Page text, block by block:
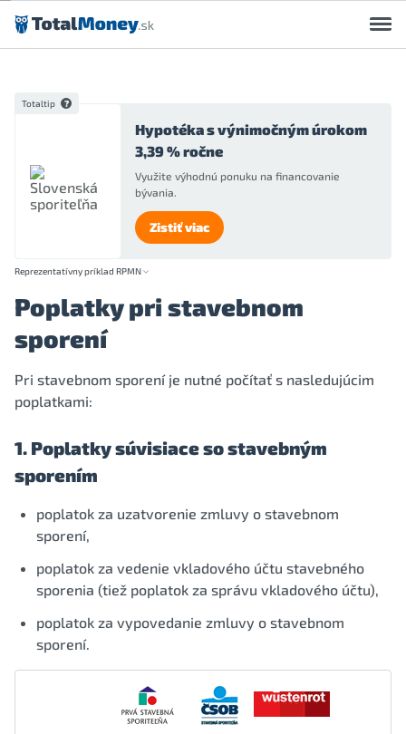
Preskočiť na obsah
Totaltip
Hypotéka s výnimočným úrokom
3,39 % ročne
Využite výhodnú ponuku na financovanie
bývania.
Zistiť viac
Reprezentatívny príklad RPMN
Poplatky pri stavebnom
sporení
Pri stavebnom sporení je nutné počítať s nasledujúcim
poplatkami:
1. Poplatky súvisiace so stavebným
sporením
poplatok za uzatvorenie zmluvy o stavebnom
sporení,
poplatok za vedenie vkladového účtu stavebného
sporenia (tiež poplatok za správu vkladového účtu),
poplatok za vypovedanie zmluvy o stavebnom
sporení.